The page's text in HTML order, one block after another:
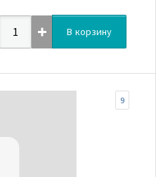
В корзину
9